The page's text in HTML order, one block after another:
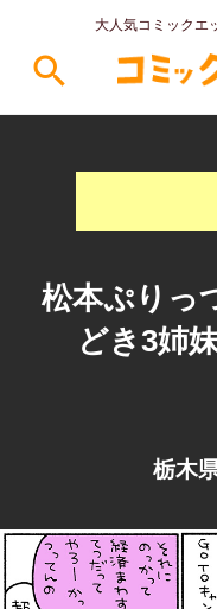
大人気コミックエ
search
松本ぷりっ
どき3姉
栃木